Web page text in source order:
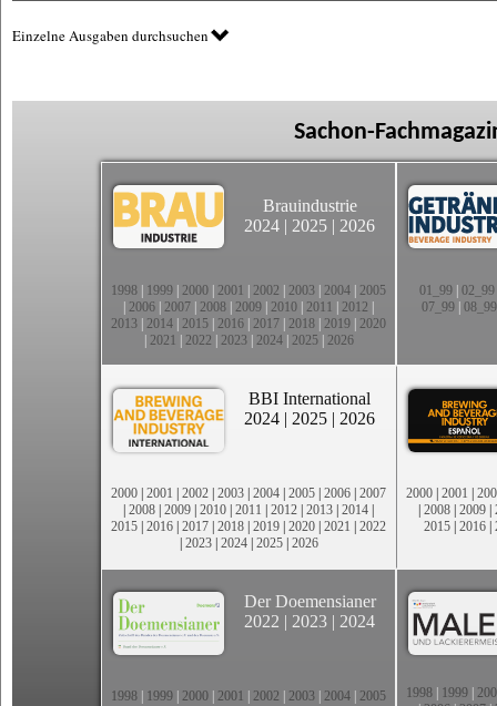
Einzelne Ausgaben durchsuchen
Sachon-
Brauindustrie
2024 | 2025 | 2026
1998 1999 2000 2001 2002 2003 2004 2005
2006 2007 2008 2009 2010 2011 2012
2013 2014 2015 2016 2017 2018 2019 2020
2021 2022 2023| 2024| 2025| 2026
01_99| 02_99
07_99 08_99
BBI International
2024 | 2025 | 2026
2000 | 2001 | 2002 | 2003 | 2004 | 2005 | 2006 | 2007
| 2008 | 2009 | 2010 | 2011 | 2012 | 2013 | 2014 |
2015 | 2016 | 2017 | 2018 | 2019 | 2020 | 2021 | 2022
| 2023| 2024| 2025| 2026
2000 | 2001 |
| 2008 | 2009 |
2015 | 2016 |
Der Doemensianer
2022 | 2023 | 2024
1998 1999 2000 2001 2002 2003 2004 2005
1998 1999